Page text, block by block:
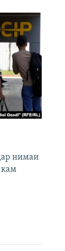
нимаи
кам